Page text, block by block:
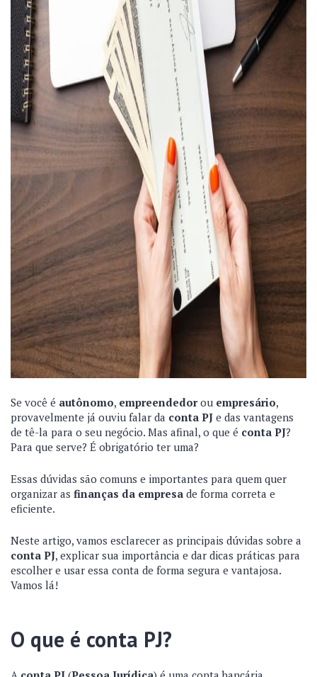
Se você é autônomo, empreendedorou empresário,
provavelmente já ouviu falar da conta PJ e das vantagens
de tê-la para o seu negócio. Mas afinal, o que é conta PJ?
Para que serve? É obrigatório ter uma?
Essas dúvidas são comuns e importantes para quem quer
organizar as finanças da empresa de forma correta e
eficiente.
Neste artigo, vamos esclarecer as principais dúvidas sobre a
conta PJ, explicar sua importância e dar dicas práticas para
escolher e usar essa conta de forma segura e vantajosa.
Vamos lá!
O que é conta PJ?